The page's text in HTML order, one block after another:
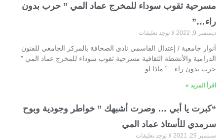
مسرحية ثقوب سوداء للمخرج عماد المي ” حرب بدون
راء…”
ديسمبر 9, 2022 لا توجد تعليقات
أنوار جامعية / إعتدال القاسمي نادي الصحافة بالمركز الجامعي للفنون
الدرامية والأنشطة الثقافية مسرحية ثقوب سوداء للمخرج عماد المي ”
حرب بدون راء…” ماذا لو
اقرأ المزيد »
“كبرت يا أبي … وصرت أشبهك ” خواطر وجودية وبوح
سرمدي للأستاذ عماد المي
سبتمبر 29, 2021 لا توجد تعليقات